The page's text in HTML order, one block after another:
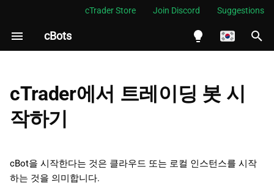
cTrader Store Join Discord Suggestions
cBots
Español
검
클라우드 인스턴스
로컬 인스턴스
인스턴스 중지
cTrader에서 트레이딩 봇 시
작하기
cBot을 시작한다는 것은 클라우드 또는 로컬 인스턴스를 시작
하는 것을 의미합니다.